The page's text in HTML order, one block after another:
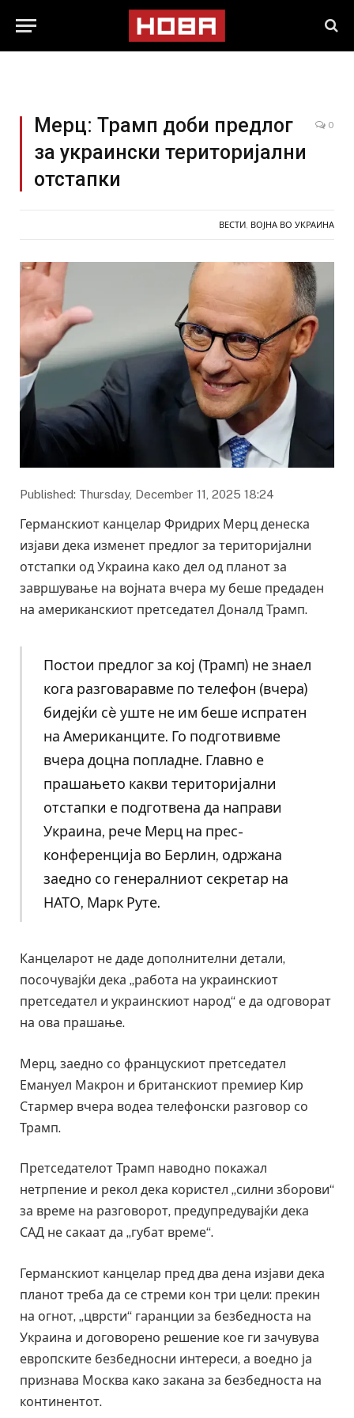
Мерц: Трамп доби предлог
за украински територијални
отстапки
0
ВЕСТИ ВОЈНА ВО УКРАИНА
Published: Thursday, December 11, 2025 18:24
Германскиот канцелар Фридрих Мерц денеска
изјави дека изменет предлог за територијални
отстапки од Украина како дел од планот за
завршување на војната вчера му беше предаден
на американскиот претседател Доналд Трамп.
Постои предлог за кој (Трамп) не знаел
кога разговаравме по телефон (вчера)
бидејќи сè уште не им беше испратен
на Американците. Го подготвивме
вчера доцна попладне. Главно е
прашањето какви територијални
отстапки е подготвена да направи
Украина, рече Мерц на прес-
конференција во Берлин, одржана
заедно со генералниот секретар на
НАТО, Марк Руте.
Канцеларот не даде дополнителни детали,
посочувајќи дека „работа на украинскиот
претседател и украинскиот народ“ е да одговорат
на ова прашање.
Мерц, заедно со францускиот претседател
Емануел Макрон и британскиот премиер Кир
Стармер вчера водеа телефонски разговор со
Трамп.
Претседателот Трамп наводно покажал
нетрпение и рекол дека користел „силни зборови“
за време на разговорот, предупредувајќи дека
САД не сакаат да „губат време“.
Германскиот канцелар пред два дена изјави дека
планот треба да се стреми кон три цели: прекин
на огнот, „цврсти“ гаранции за безбедноста на
Украина и договорено решение кое ги зачувува
европските безбедносни интереси, а воедно ја
признава Москва како закана за безбедноста на
континентот.